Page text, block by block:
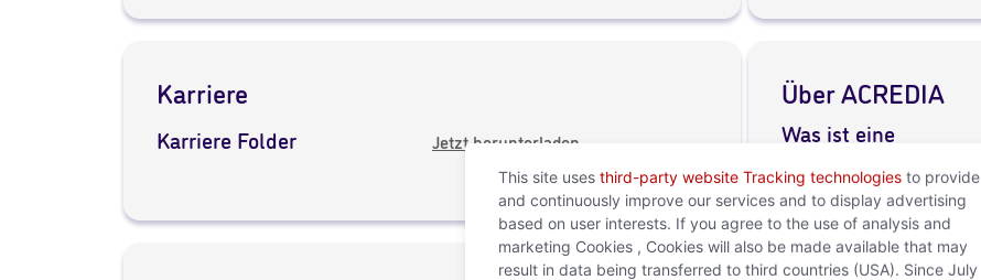
Karriere
Karriere Folder Jetzt herunterladen
Über ACREDIA
Was ist eine
This site uses third-party website Tracking technologies to provide
and continuously improve our services and to display advertising
based on user interests. If you agree to the use of analysis and
marketing Cookies , Cookies will also be made available that may
result in data being transferred to third countries (USA). Since July